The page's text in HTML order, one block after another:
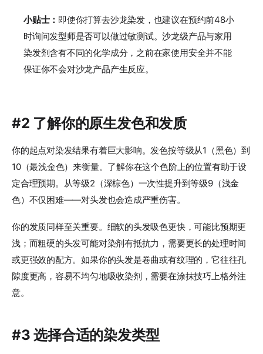
小贴士： 即使你打算去沙龙染发，也建议在预约前48小
时询问发型师是否可以做过敏测试。沙龙级产品与家用
染发剂含有不同的化学成分，之前在家使用安全并不能
保证你不会对沙龙产品产生反应。
#2 了解你的原生发色和发质
你的起点对染发结果有着巨大影响。发色按等级从1（黑色）到
10（最浅金色）来衡量。了解你在这个色阶上的位置有助于设
定合理预期。从等级2（深棕色）一次性提升到等级9（浅金
色）不仅困难——对头发也会造成严重伤害。
你的发质同样至关重要。细软的头发吸色更快，可能比预期更
浅；而粗硬的头发可能对染剂有抵抗力，需要更长的处理时间
或更强效的配方。如果你的头发是卷曲或有纹理的，它往往孔
隙度更高，容易不均匀地吸收染剂，需要在涂抹技巧上格外注
意。
#3 选择合适的染发类型